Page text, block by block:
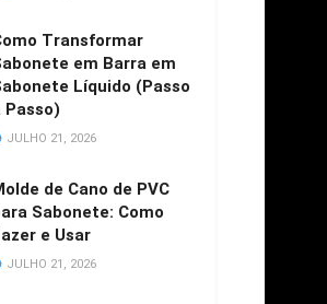
Transformar
em Barra em
Líquido (Passo
Passo)
JULHO 21, 2026
de Cano de PVC
Sabonete: Como
e Usar
JULHO 21, 2026